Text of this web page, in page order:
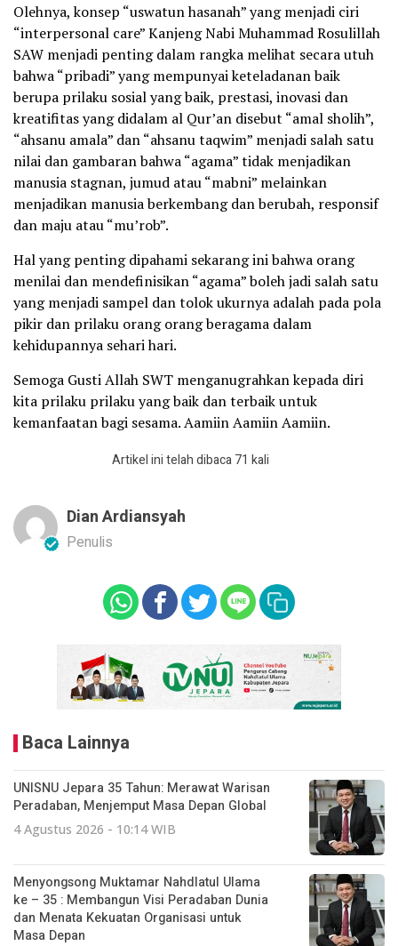
Olehnya, konsep “uswatun hasanah” yang menjadi ciri
“interpersonal care” Kanjeng Nabi Muhammad Rosulillah
SAW menjadi penting dalam rangka melihat secara utuh
bahwa “pribadi” yang mempunyai keteladanan baik
berupa prilaku sosial yang baik, prestasi, inovasi dan
kreatifitas yang didalam al Qur’an disebut “amal sholih”,
“ahsanu amala” dan “ahsanu taqwim” menjadi salah satu
nilai dan gambaran bahwa “agama” tidak menjadikan
manusia stagnan, jumud atau “mabni” melainkan
menjadikan manusia berkembang dan berubah, responsif
dan maju atau “mu’rob”.
Hal yang penting dipahami sekarang ini bahwa orang
menilai dan mendefinisikan “agama” boleh jadi salah satu
yang menjadi sampel dan tolok ukurnya adalah pada pola
pikir dan prilaku orang orang beragama dalam
kehidupannya sehari hari.
Semoga Gusti Allah SWT menganugrahkan kepada diri
kita prilaku prilaku yang baik dan terbaik untuk
kemanfaatan bagi sesama. Aamiin Aamiin Aamiin.
Artikel ini telah dibaca 71 kali
Dian Ardiansyah
Penulis
Baca Lainnya
UNISNU Jepara 35 Tahun: Merawat Warisan
Peradaban, Menjemput Masa Depan Global
4 Agustus 2026 - 10:14 WIB
Menyongsong Muktamar Nahdlatul Ulama
ke – 35 : Membangun Visi Peradaban Dunia
dan Menata Kekuatan Organisasi untuk
Masa Depan